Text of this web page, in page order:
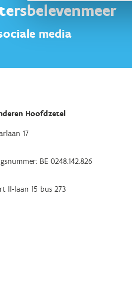
media
Hoofdzetel
17
BE 0248.142.826
II-laan 15 bus 273